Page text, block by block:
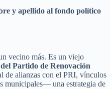
y apellido al fondo político
vecino más. Es un viejo
Partido de Renovación
de alianzas con el PRI, vínculos
municipales— una estrategia de